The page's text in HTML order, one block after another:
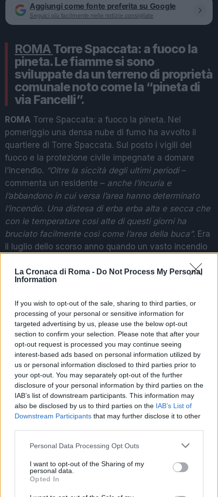
La Cronaca di Roma - Do Not Process My Personal
Information
If you wish to opt-out of the sale, sharing to third parties, or
processing of your personal or sensitive information for
targeted advertising by us, please use the below opt-out
section to confirm your selection. Please note that after your
opt-out request is processed you may continue seeing
interest-based ads based on personal information utilized by
us or personal information disclosed to third parties prior to
your opt-out. You may separately opt-out of the further
disclosure of your personal information by third parties on the
IAB’s list of downstream participants. This information may
also be disclosed by us to third parties on the IAB’s List of
Downstream Participants that may further disclose it to other
Please note that this website/app uses one or more Google
not limited to your visit or usage behaviour. You may click to
grant or deny consent to Google and its third-party tags to
use your data for below specified purposes in below Google
consent section.
Personal Data Processing Opt Outs
I want to opt-out of the Sharing of my
personal data.
Opted In
Aggiungi come fonte preferita su Google
Seguici più facilmente nelle notizie consigliate
ROMATorre Spaccata: a fuoco la
pineta. Le fiamme si sono
sviluppate da un terreno di proprietà
comunale noto come la “pineta di
via Fancelli”.
ROMA Torre Spaccata: a fuoco la pineta. Nel
pomeriggio una densa nube di fumo ha avvolto il
quartiere di Torre Spaccata. Sul posto i vigili del
fuoco e la protezione civile impegnate a domare
l’incendio. “Oltre la siccità degli ultimi periodi–
commenta un residente – anche l’incuria e
l’abbandono in cui versa l’area hanno determinato
l’incendio. Una distesa di erba erba alta e secca che
con le temperature così alte di questi giorni ha
bruciato facilmente così come l’area della buca”. Era
il luglio dello scorso anno quando un vasto incendio
provocando la fuga degli occupanti abusivi alloggiati
in baracche di fortuna. Nell’area di via Fancelli, in
LAZIO INIZIATA LA CAMPAGNA ABBONAMENTI: I
PRIMI DATI
SEGUICI ANCHE SU FACEBOOK
POTREBBE INTERESSARTI
Ultim’ora: Portuense, in fiamme il
primo piano di un palazzo
5 anni fa
Incendio a Roma: fiamme e
incertezze sulla sicurezza
2 settimane fa